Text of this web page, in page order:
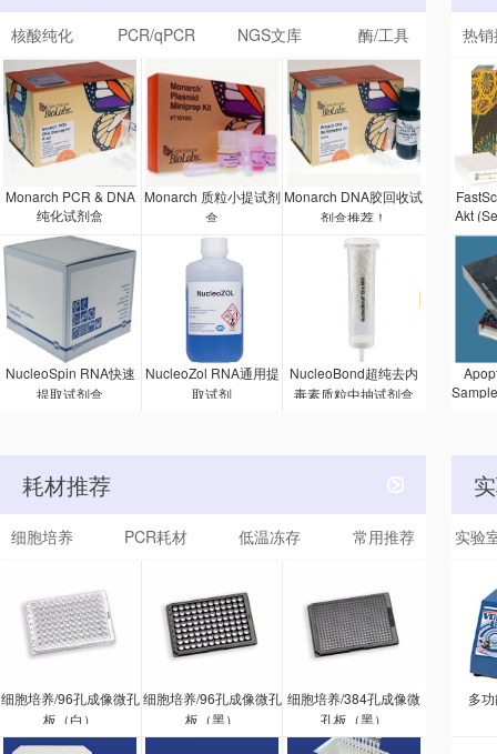
核酸纯化 PCR/qPCR NGS文库 酶/工具
Monarch PCR & DNA
纯化试剂盒
Monarch 质粒小提试剂
盒
Monarch DNA胶回收试
剂盒推荐！
NucleoSpin RNA快速
提取试剂盒
NucleoZol RNA通用提
取试剂
NucleoBond超纯去内
毒素质粒中抽试剂盒
热
Akt
剂盒
疫吸
试
的
一抗
种抗
耗材推荐
细胞培养 PCR耗材 低温冻存 常用推荐
细胞培养/96孔成像微孔
板（白）
细胞培养/96孔成像微孔
板（黑）
细胞培养/384孔成像微
孔板（黑）
实验
多